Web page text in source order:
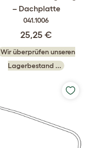
– Dachplatte
041.1006
25,25 €
Wir überprüfen unseren
Lagerbestand ...